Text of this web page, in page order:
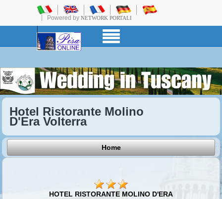
Powered by NETWORK PORTALI
Hotel Ristorante Molino
D'Era Volterra
Home
HOTEL RISTORANTE MOLINO D'ERA